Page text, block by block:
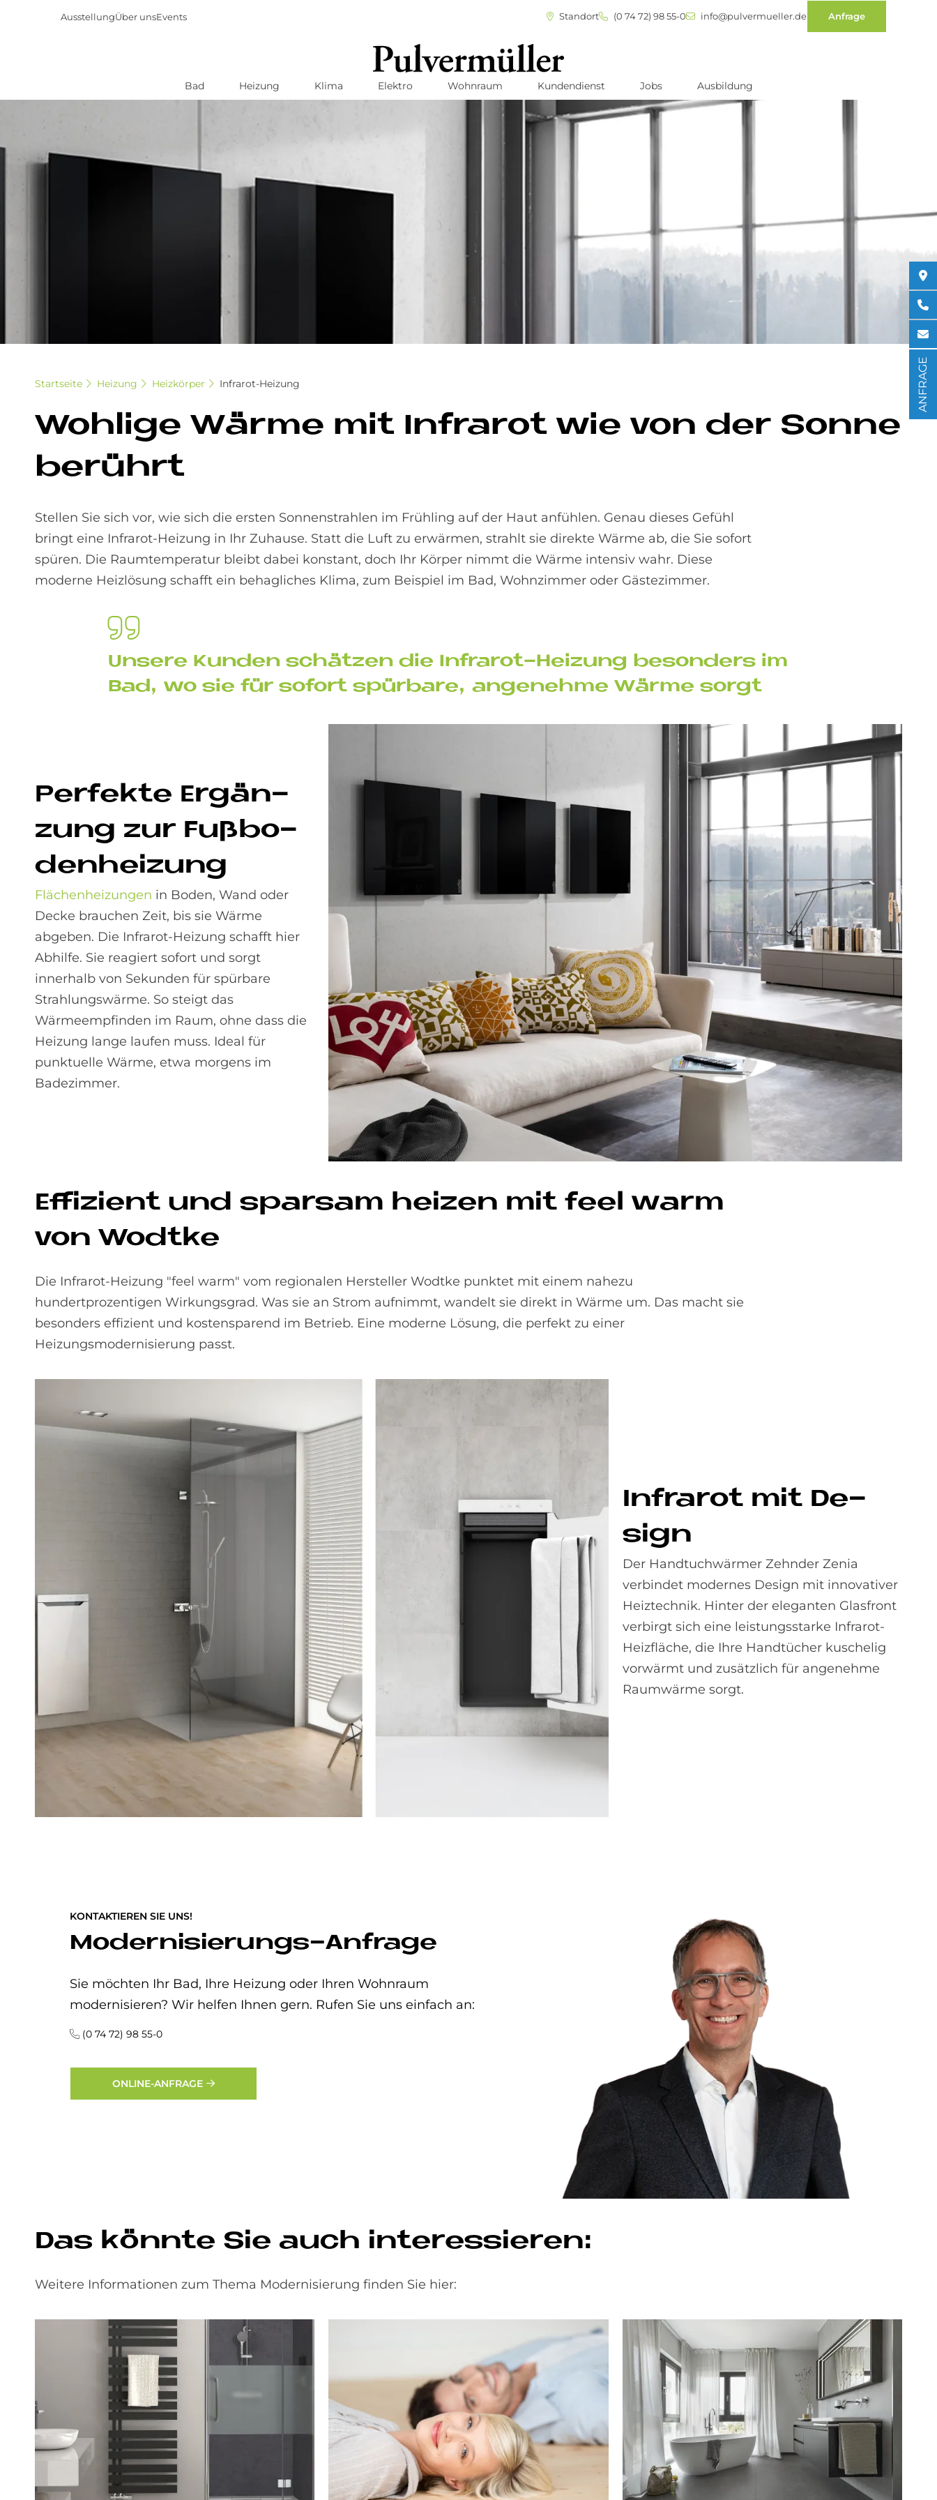
AusstellungÜber unsEvents Standort (0 74 72) 98 55-0 info@pulvermueller.de Anfrage
Bad Heizung Klima Elektro Wohnraum Kundendienst Jobs Ausbildung
Startseite Heizung Heizkörper Infrarot-Heizung
Woh­li­ge Wär­me mit In­fra­rot wie von der Son­ne
be­rührt
Stellen Sie sich vor, wie sich die ersten Sonnenstrahlen im Frühling auf der Haut anfühlen. Genau dieses Gefühl
bringt eine Infrarot-Heizung in Ihr Zuhause. Statt die Luft zu erwärmen, strahlt sie direkte Wärme ab, die Sie sofort
spüren. Die Raumtemperatur bleibt dabei konstant, doch Ihr Körper nimmt die Wärme intensiv wahr. Diese
moderne Heizlösung schafft ein behagliches Klima, zum Beispiel im Bad, Wohnzimmer oder Gästezimmer.
Un­se­re Kun­den schät­zen die In­fra­rot-Hei­zung be­son­ders im
Bad, wo sie für so­fort spür­ba­re, an­ge­neh­me Wär­me sor­gt
Per­fek­te Er­gän­
zung zur Fuß­bo­
den­hei­zung
Flächenheizungen in Boden, Wand oder
Decke brauchen Zeit, bis sie Wärme
abgeben. Die Infrarot-Heizung schafft hier
Abhilfe. Sie reagiert sofort und sorgt
innerhalb von Sekunden für spürbare
Strahlungswärme. So steigt das
Wärmeempfinden im Raum, ohne dass die
Heizung lange laufen muss. Ideal für
punktuelle Wärme, etwa morgens im
Badezimmer.
Ef­fi­zi­ent und spar­sam hei­zen mit feel warm
von Wodtke
Die Infrarot-Heizung "feel warm" vom regionalen Hersteller Wodtke punktet mit einem nahezu
hundertprozentigen Wirkungsgrad. Was sie an Strom aufnimmt, wandelt sie direkt in Wärme um. Das macht sie
besonders effizient und kostensparend im Betrieb. Eine moderne Lösung, die perfekt zu einer
Heizungsmodernisierung passt.
In­fra­rot mit De­
sign
Der Handtuchwärmer Zehnder Zenia
verbindet modernes Design mit innovativer
Heiztechnik. Hinter der eleganten Glasfront
verbirgt sich eine leistungsstarke Infrarot-
Heizfläche, die Ihre Handtücher kuschelig
vorwärmt und zusätzlich für angenehme
Raumwärme sorgt.
KONTAKTIEREN SIE UNS!
Modernisierungs-Anfrage
Sie möchten Ihr Bad, Ihre Heizung oder Ihren Wohnraum
modernisieren? Wir helfen Ihnen gern. Rufen Sie uns einfach an:
(0 74 72) 98 55-0
ONLINE-ANFRAGE
Das könn­te Sie auch in­ter­es­sie­ren:
Weitere Informationen zum Thema Modernisierung finden Sie hier:
ANFRAGE